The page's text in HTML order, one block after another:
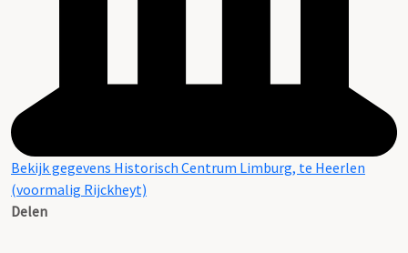
Bekijk gegevens Historisch Centrum Limburg, te Heerlen
(voormalig Rijckheyt)
Delen